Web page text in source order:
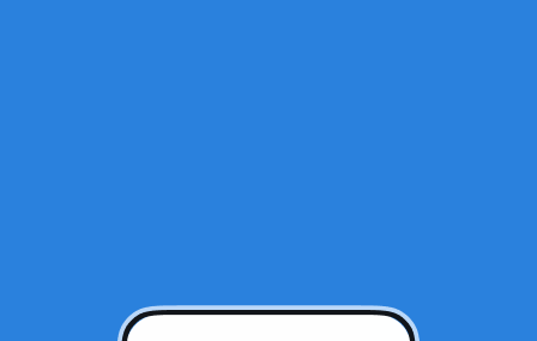
77 338₸ x60